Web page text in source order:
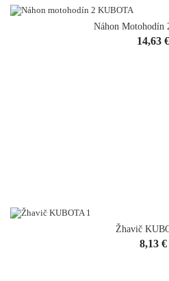
Náhon Motohodín
Cena
14,63 €
Žhavič
Cena
8,13 €